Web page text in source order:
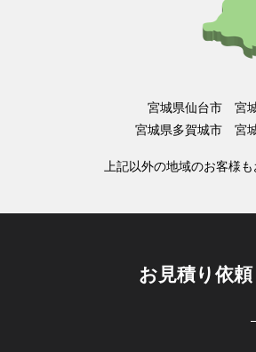
宮城県仙台市 宮
宮城県多賀城市 宮
上記以外の地域のお客様
お見積り依